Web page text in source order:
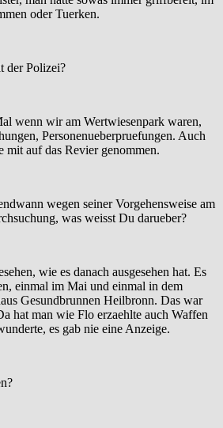
oder Tuerken.
der Polizei?
wenn wir am Wertwiesenpark waren,
Personenueberpruefungen. Auch
mit auf das Revier genommen.
wegen seiner Vorgehensweise am
was weisst Du darueber?
wie es danach ausgesehen hat. Es
einmal im Mai und einmal in dem
Gesundbrunnen Heilbronn. Das war
hat man wie Flo erzaehlte auch Waffen
es gab nie eine Anzeige.